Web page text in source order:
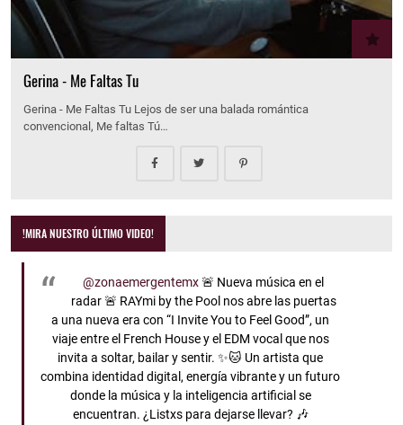
Gerina - Me Faltas Tu
Gerina - Me Faltas Tu Lejos de ser una balada romántica
convencional, Me faltas Tú…
!MIRA NUESTRO ÚLTIMO VIDEO!
@zonaemergentemx🚨 Nueva música en el
radar 🚨 RAYmi by the Pool nos abre las puertas
a una nueva era con “I Invite You to Feel Good”, un
viaje entre el French House y el EDM vocal que nos
invita a soltar, bailar y sentir. ✨🐱 Un artista que
combina identidad digital, energía vibrante y un futuro
donde la música y la inteligencia artificial se
encuentran. ¿Listxs para dejarse llevar? 🎶